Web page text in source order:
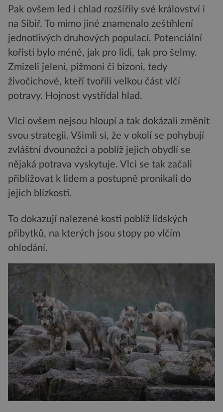
Pak ovšem led i chlad rozšířily své království i
na Sibiř. To mimo jiné znamenalo zeštíhlení
jednotlivých druhových populací. Potenciální
kořisti bylo méně, jak pro lidi, tak pro šelmy.
Zmizeli jeleni, pižmoni či bizoni, tedy
živočichové, kteří tvořili velkou část vlčí
potravy. Hojnost vystřídal hlad.
Vlci ovšem nejsou hloupí a tak dokázali změnit
svou strategii. Všimli si, že v okolí se pohybují
zvláštní dvounožci a poblíž jejich obydlí se
nějaká potrava vyskytuje. Vlci se tak začali
přibližovat k lidem a postupně pronikali do
jejich blízkosti.
To dokazují nalezené kosti poblíž lidských
příbytků, na kterých jsou stopy po vlčím
ohlodání.